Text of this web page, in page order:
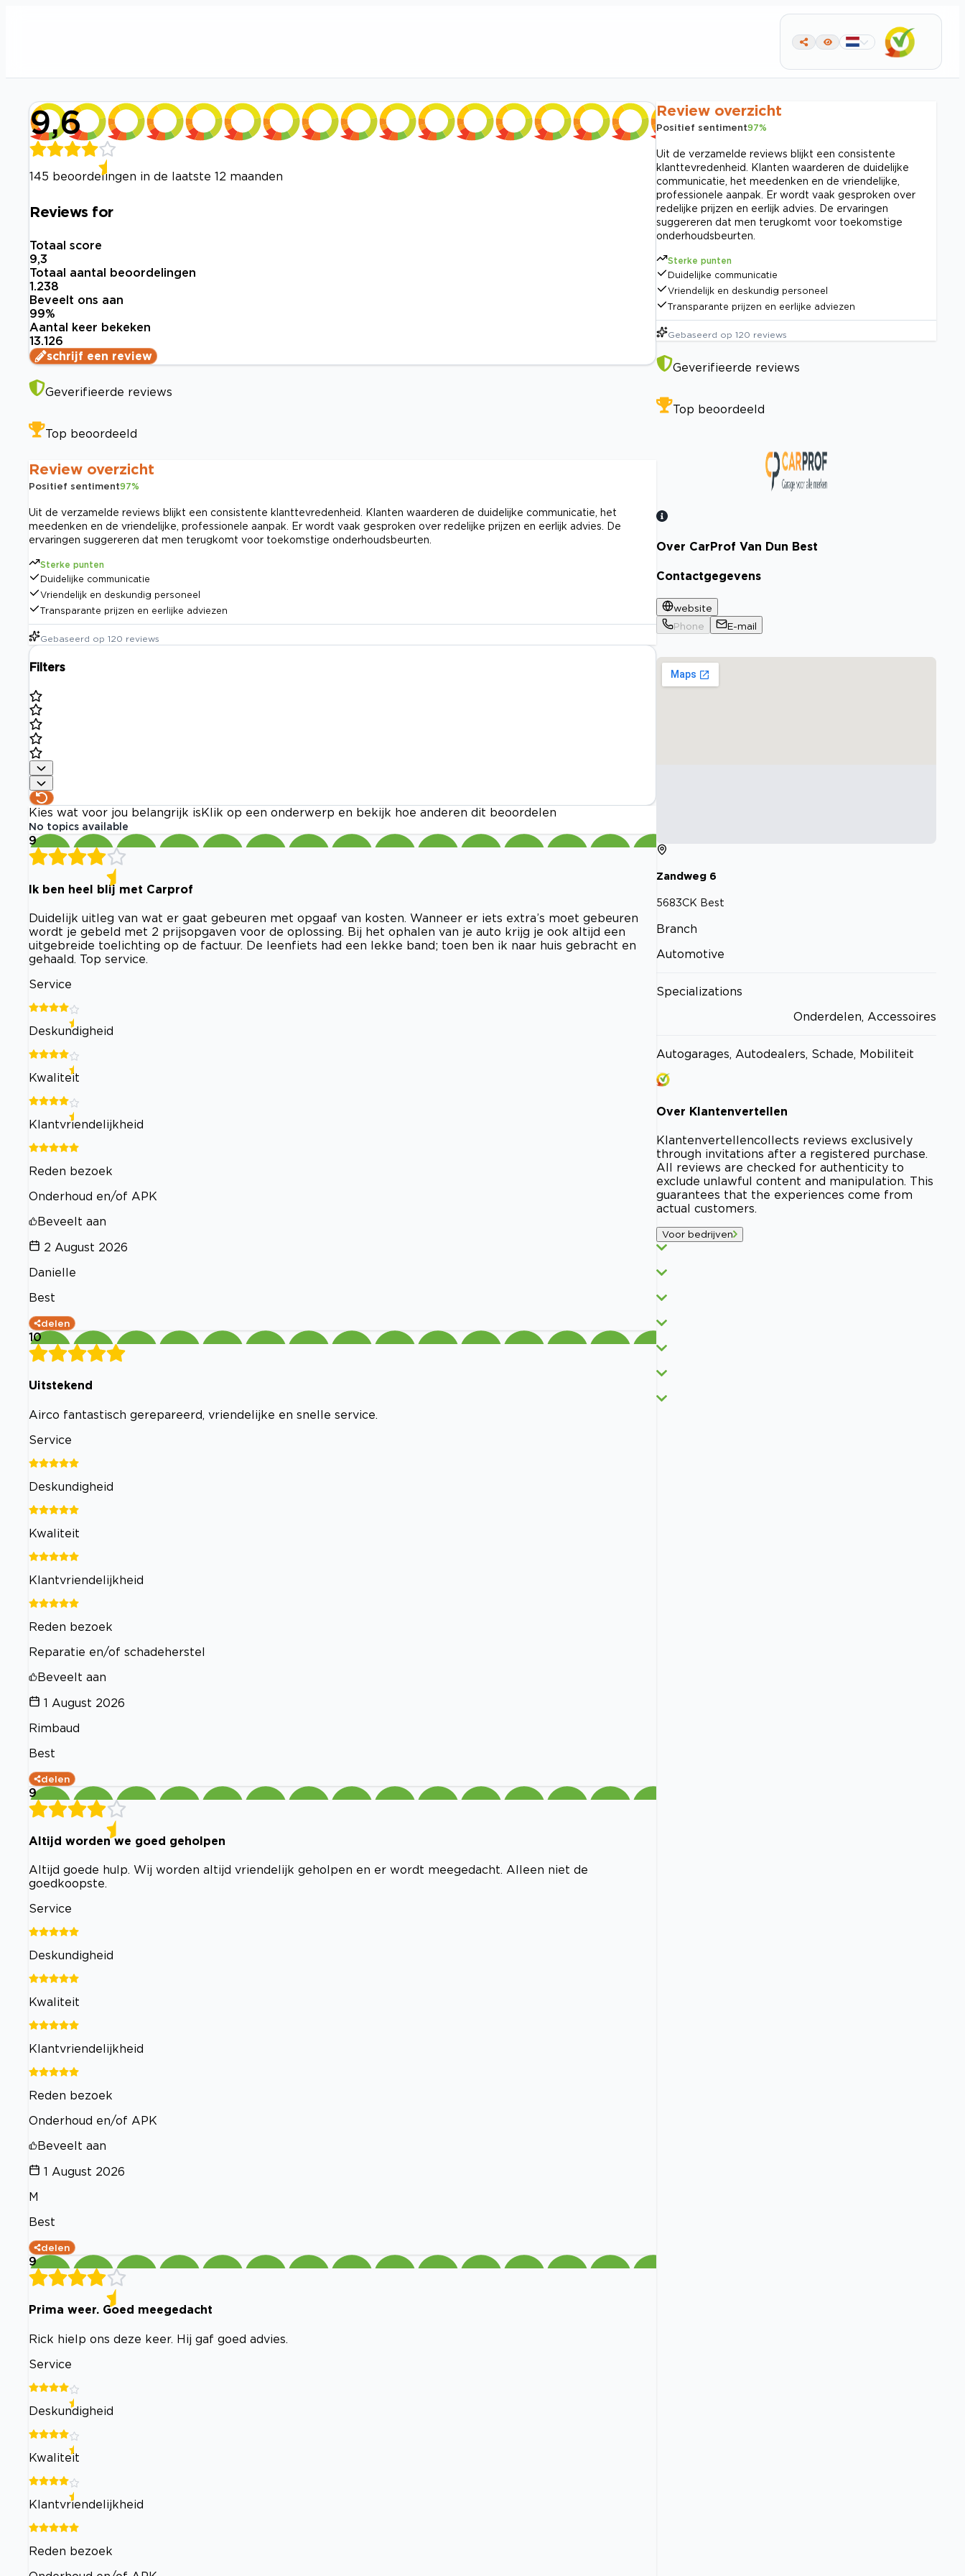
9,6
145 beoordelingen in de laatste 12 maanden
Reviews for
Totaal score
9,3
Totaal aantal beoordelingen
1.238
Beveelt ons aan
99%
Aantal keer bekeken
13.126
schrijf een review
Geverifieerde reviews
Top beoordeeld
Review overzicht
Positief sentiment97%
Uit de verzamelde reviews blijkt een consistente klanttevredenheid. Klanten waarderen de duidelijke communicatie, het
meedenken en de vriendelijke, professionele aanpak. Er wordt vaak gesproken over redelijke prijzen en eerlijk advies. De
ervaringen suggereren dat men terugkomt voor toekomstige onderhoudsbeurten.
Sterke punten
Duidelijke communicatie
Vriendelijk en deskundig personeel
Transparante prijzen en eerlijke adviezen
Gebaseerd op 120 reviews
Filters
Kies wat voor jou belangrijk is Klik op een onderwerp en bekijk hoe anderen dit beoordelen
No topics available
9
Ik ben heel blij met Carprof
Duidelijk uitleg van wat er gaat gebeuren met opgaaf van kosten. Wanneer er iets extra’s moet gebeuren
wordt je gebeld met 2 prijsopgaven voor de oplossing. Bij het ophalen van je auto krijg je ook altijd een
uitgebreide toelichting op de factuur. De leenfiets had een lekke band; toen ben ik naar huis gebracht en
gehaald. Top service.
Service
Deskundigheid
Kwaliteit
Klantvriendelijkheid
Reden bezoek
Onderhoud en/of APK
Beveelt aan
2 August 2026
Danielle
Best
delen
10
Uitstekend
Airco fantastisch gerepareerd, vriendelijke en snelle service.
Service
Deskundigheid
Kwaliteit
Klantvriendelijkheid
Reden bezoek
Reparatie en/of schadeherstel
Beveelt aan
1 August 2026
Rimbaud
Best
delen
9
Altijd worden we goed geholpen
Altijd goede hulp. Wij worden altijd vriendelijk geholpen en er wordt meegedacht. Alleen niet de
goedkoopste.
Service
Deskundigheid
Kwaliteit
Klantvriendelijkheid
Reden bezoek
Onderhoud en/of APK
Beveelt aan
1 August 2026
M
Best
delen
9
Prima weer. Goed meegedacht
Rick hielp ons deze keer. Hij gaf goed advies.
Service
Deskundigheid
Kwaliteit
Klantvriendelijkheid
Reden bezoek
Review overzicht
Positief sentiment97%
Uit de verzamelde reviews blijkt een consistente
klanttevredenheid. Klanten waarderen de duidelijke
communicatie, het meedenken en de vriendelijke,
professionele aanpak. Er wordt vaak gesproken over
redelijke prijzen en eerlijk advies. De ervaringen
suggereren dat men terugkomt voor toekomstige
onderhoudsbeurten.
Sterke punten
Duidelijke communicatie
Vriendelijk en deskundig personeel
Transparante prijzen en eerlijke adviezen
Gebaseerd op 120 reviews
Geverifieerde reviews
Top beoordeeld
Bekijk certificaat
Over CarProf Van Dun Best
Contactgegevens
website
Phone
E-mail
Zandweg 6
5683CK Best
Branch
Automotive
Specializations
Onderdelen, Accessoires
Autogarages, Autodealers, Schade, Mobiliteit
Over Klantenvertellen
Klantenvertellencollects reviews exclusively
through invitations after a registered purchase.
All reviews are checked for authenticity to
exclude unlawful content and manipulation. This
guarantees that the experiences come from
actual customers.
Voor bedrijven